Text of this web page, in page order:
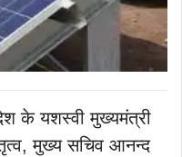
के यशस्वी मुख्यमंत्री
मुख्य सचिव आनन्द